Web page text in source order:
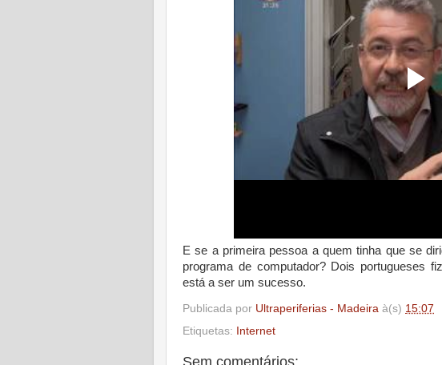
E se a primeira pessoa a quem tinha que se
programa de computador? Dois portugueses
está a ser um sucesso.
Publicada por Ultraperiferias - Madeira à(s) 15:07
Etiquetas: Internet
Sem comentários: